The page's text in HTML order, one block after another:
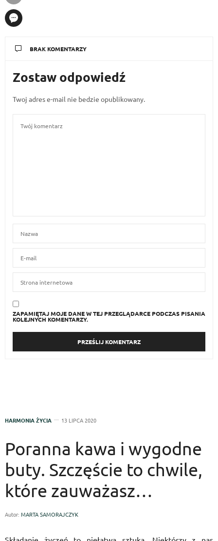
BRAK KOMENTARZY
Zostaw odpowiedź
Twoj adres e-mail nie bedzie opublikowany.
ZAPAMIĘTAJ MOJE DANE W TEJ PRZEGLĄDARCE PODCZAS PISANIA
KOLEJNYCH KOMENTARZY.
HARMONIA ŻYCIA 13 LIPCA 2020
Poranna kawa i wygodne
buty. Szczęście to chwile,
które zauważasz…
Autor: MARTA SAMORAJCZYK